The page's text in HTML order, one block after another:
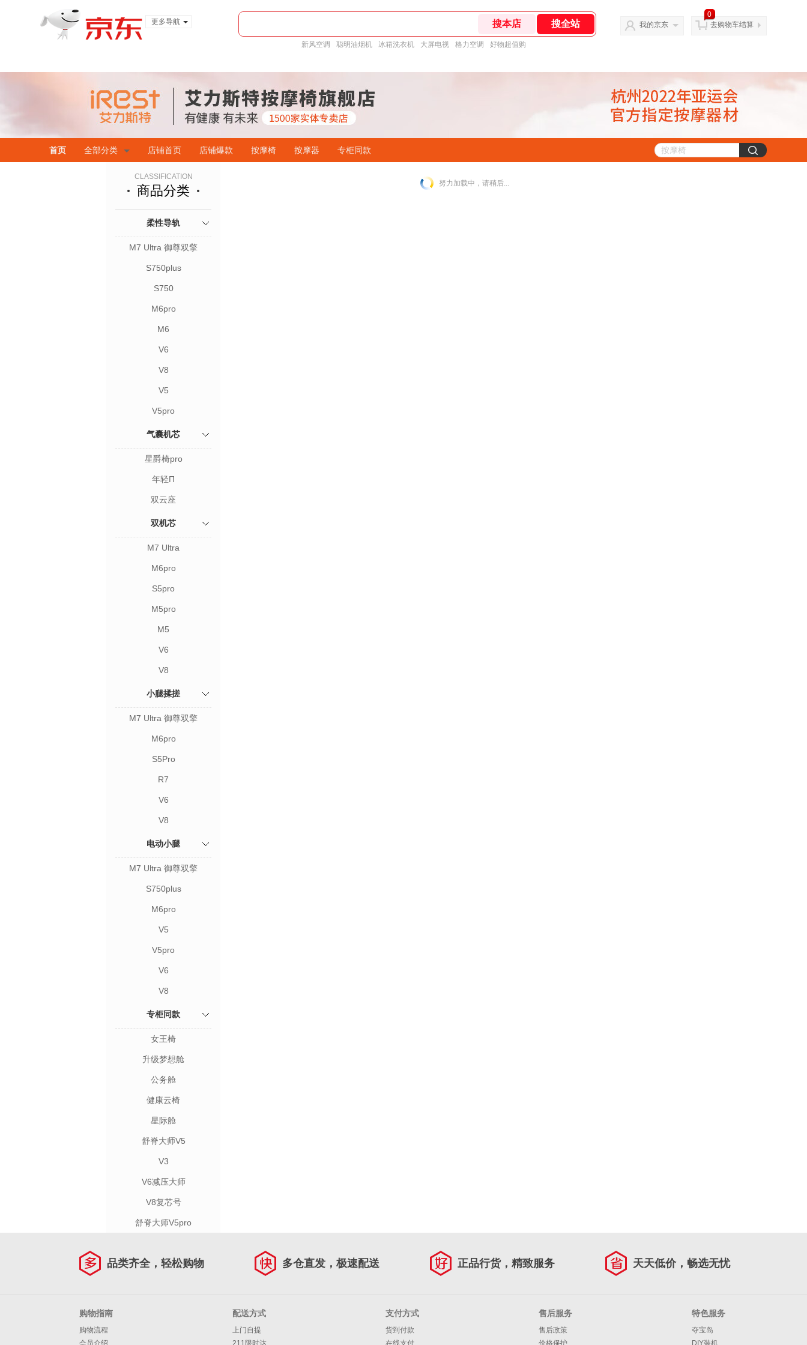
更多导航
新风空调 聪明油烟机 冰箱洗衣机 大屏电视 格力空调 好物超值购
我的京东
0
去购物车结算
首页 全部分类 店铺首页 店铺爆款 按摩椅 按摩器 专柜同款
CLASSIFICATION
商品分类
柔性导轨
M7 Ultra 御尊双擎
S750plus
S750
M6pro
M6
V6
V8
V5
V5pro
气囊机芯
星爵椅pro
年轻Π
双云座
双机芯
M7 Ultra
M6pro
S5pro
M5pro
M5
V6
V8
小腿揉搓
M7 Ultra 御尊双擎
M6pro
S5Pro
R7
V6
V8
电动小腿
M7 Ultra 御尊双擎
S750plus
M6pro
V5
V5pro
V6
V8
专柜同款
女王椅
升级梦想舱
公务舱
健康云椅
星际舱
舒脊大师V5
V3
V6减压大师
V8复芯号
舒脊大师V5pro
努力加载中，请稍后...
品类齐全，轻松购物 多仓直发，极速配送 正品行货，精致服务 天天低价，畅选无忧
购物指南
购物流程
会员介绍
配送方式
上门自提
211限时达
支付方式
货到付款
在线支付
售后服务
售后政策
价格保护
特色服务
夺宝岛
DIY装机